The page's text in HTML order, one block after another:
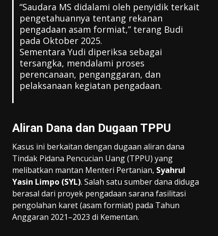
“Saudara MS didalami oleh penyidik terkait
pengetahuannya tentang rekanan
pengadaan asam formiat,” terang Budi
pada Oktober 2025.
Sementara Yudi diperiksa sebagai
tersangka, mendalami proses
perencanaan, penganggaran, dan
pelaksanaan kegiatan pengadaan.
Aliran Dana dan Dugaan TPPU
Kasus ini berkaitan dengan dugaan aliran dana
Tindak Pidana Pencucian Uang (TPPU) yang
melibatkan mantan Menteri Pertanian, Syahrul
Yasin Limpo (SYL). Salah satu sumber dana diduga
berasal dari proyek pengadaan sarana fasilitasi
pengolahan karet (asam formiat) pada Tahun
Anggaran 2021–2023 di Kementan.